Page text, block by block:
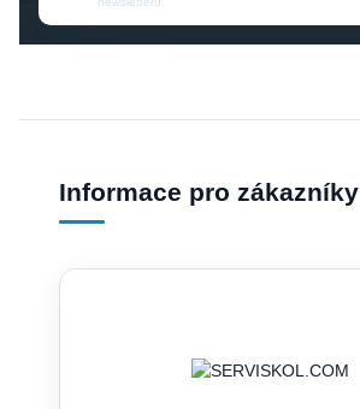
Informace pro zákazníky